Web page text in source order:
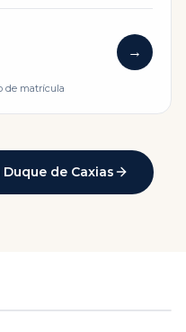
→
de matrícula
Duque de Caxias